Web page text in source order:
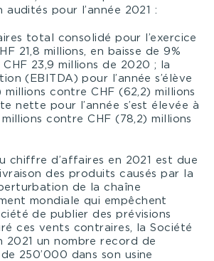
pour l’année 2021 :
total consolidé pour l’exercice
21,8 millions, en baisse de 9%
23,9 millions de 2020 ; la
(EBITDA) pour l’année s’élève
contre CHF (62,2) millions
nette pour l’année s’est élevée à
contre CHF (78,2) millions
chiffre d’affaires en 2021 est due
des produits causés par la
de la chaîne
mondiale qui empêchent
de publier des prévisions
ces vents contraires, la Société
2021 un nombre record de
250’000 dans son usine